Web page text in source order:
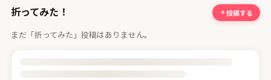
折ってみた！ 投稿する
まだ「折ってみた」投稿はありません。
投稿詳細を読み込んでいます